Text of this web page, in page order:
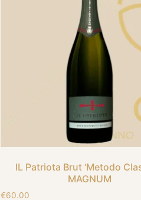
IL Patriota Brut ‘Metodo
MAGNUM
€60.00